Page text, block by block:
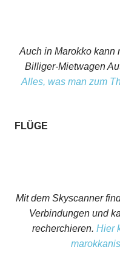
Auch in Marokko kann
Billiger-Mietwagen
Alles, was man zum
FLÜGE
Mit dem Skyscanner
Verbindungen und
recherchieren. Hier